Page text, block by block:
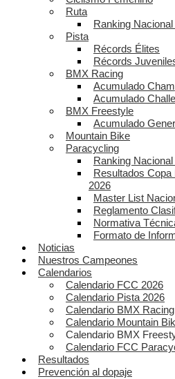
Ruta
Ranking
Pista
Récords Élites
Récords
BMX Racing
Acumulado
Acumulado
BMX Freestyle
Acumulado
Mountain Bike
Paracycling
Ranking
Resultados
2026
Master List
Reglamento
Normativa
Formato de
Noticias
Nuestros Campeones
Calendarios
Calendario FCC 2026
Calendario Pista 2026
Calendario BMX
Calendario Mountain
Calendario BMX
Calendario FCC
Resultados
Prevención al dopaje